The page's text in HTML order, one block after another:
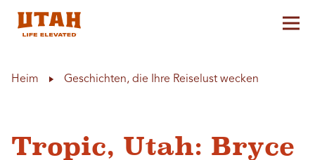
Heim Geschichten, die Ihre Reiselust wecken
Tropic, Utah: Bryce